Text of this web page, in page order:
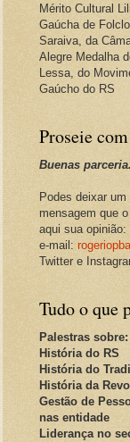
Mérito Cultural
Gaúcha de
Saraiva, da
Alegre Medalha
Lessa, do
Gaúcho do RS
Proseie
Buenas parceria.
Podes deixar
mensagem que
aqui sua opinião:
e-mail:
Twitter e
Tudo o que
Palestras sobre:
História do RS
História do
História da
Gestão de
nas entidade
Liderança no